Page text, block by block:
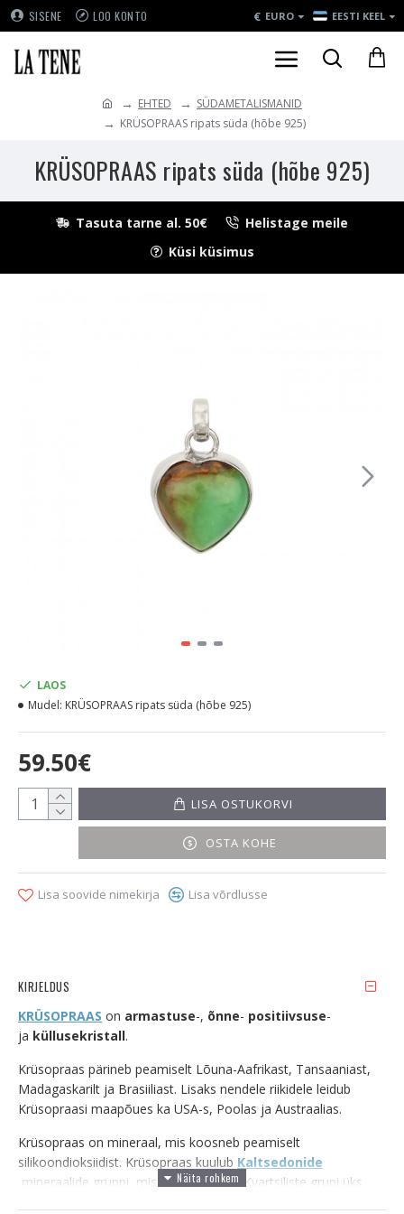
SISENE LOO KONTO € EURO EESTI KEEL
EHTED
SÜDAMETALISMANID
KRÜSOPRAAS ripats süda (hõbe 925)
KRÜSOPRAAS ripats süda (hõbe 925)
Tasuta tarne al. 50€
Helistage meile
Küsi küsimus
59.50€
LAOS
Mudel: KRÜSOPRAAS ripats süda (hõbe 925)
LISA OSTUKORVI
OSTA KOHE
Lisa soovide nimekirja Lisa võrdlusse
KIRJELDUS
KRÜSOPRAAS on armastuse-, õnne- positiivsuse-
ja küllusekristall.
Krüsopraas pärineb peamiselt Lõuna-Aafrikast, Tansaaniast,
Madagaskarilt ja Brasiiliast. Lisaks nendele riikidele leidub
Krüsopraasi maapõues ka USA-s, Poolas ja Austraalias.
Krüsopraas on mineraal, mis koosneb peamiselt
silikoondioksiidist. Krüsopraas kuulub Kaltsedonide
mineraalide gruppi, mis on omakorda Kvartsiliste grupi üks